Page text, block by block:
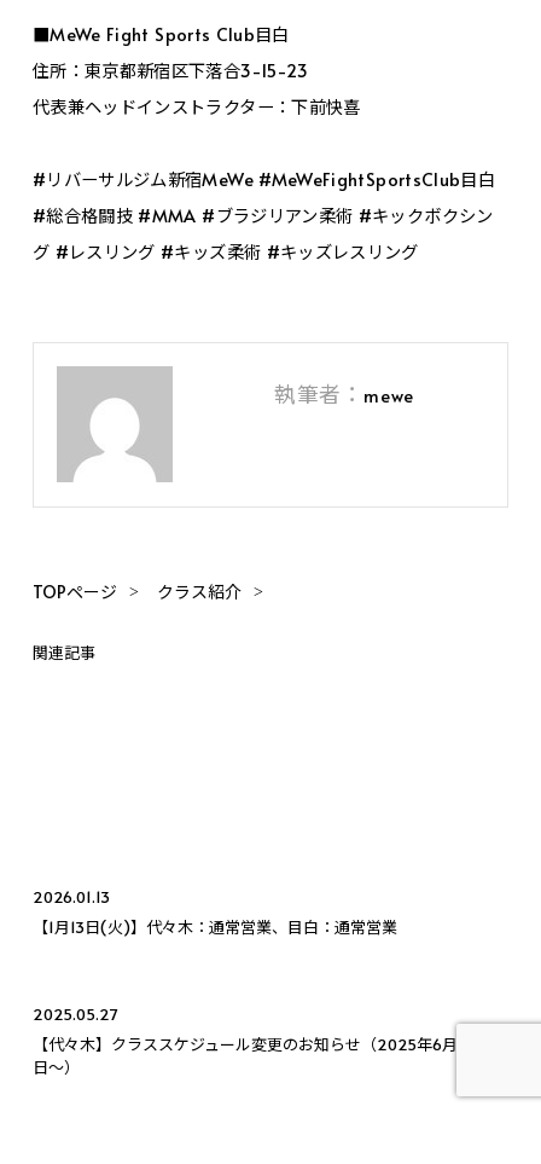
■MeWe Fight Sports Club目白
住所：東京都新宿区下落合3-15-23
代表兼ヘッドインストラクター：下前快喜
#リバーサルジム新宿MeWe #MeWeFightSportsClub目白
#総合格闘技 #MMA #ブラジリアン柔術 #キックボクシン
グ #レスリング #キッズ柔術 #キッズレスリング
執筆者： mewe
TOPページ クラス紹介
関連記事
2026.01.13
【1月13日(火)】代々木：通常営業、目白：通常営業
2025.05.27
【代々木】クラススケジュール変更のお知らせ（2025年6月1
日〜）